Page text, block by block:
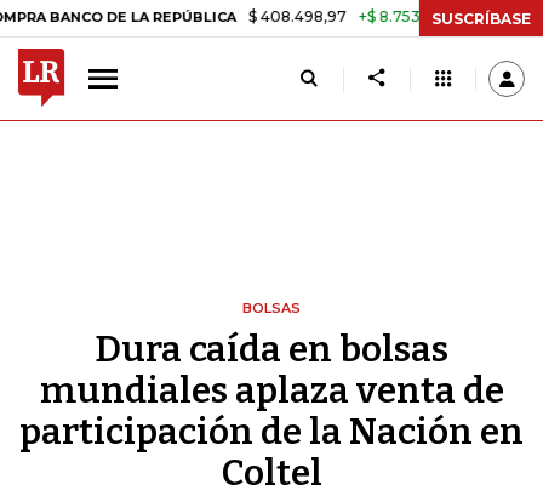
DE LA REPÚBLICA $ 408.498,97 +$ 8.753,81 +2,19% TASA DE
SUSCRÍBASE
BOLSAS
Dura caída en bolsas
mundiales aplaza venta de
participación de la Nación en
Coltel